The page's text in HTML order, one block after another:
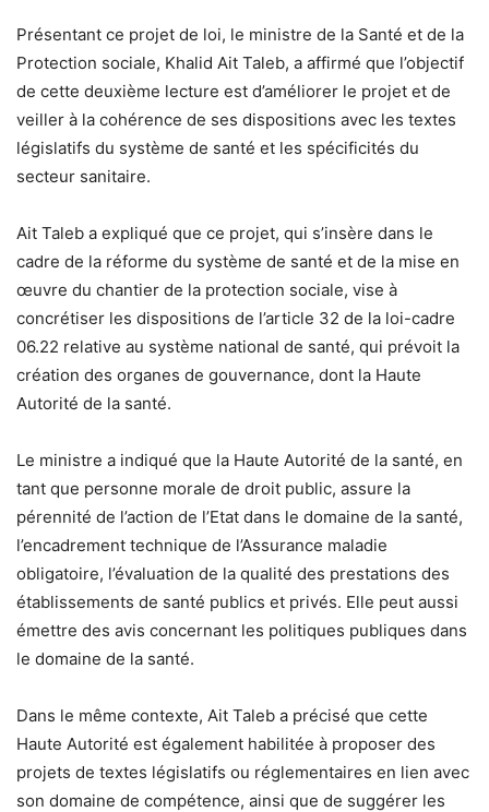
Présentant ce projet de loi, le ministre de la Santé et de la
Protection sociale, Khalid Ait Taleb, a affirmé que l’objectif
de cette deuxième lecture est d’améliorer le projet et de
veiller à la cohérence de ses dispositions avec les textes
législatifs du système de santé et les spécificités du
secteur sanitaire.
Ait Taleb a expliqué que ce projet, qui s’insère dans le
cadre de la réforme du système de santé et de la mise en
œuvre du chantier de la protection sociale, vise à
concrétiser les dispositions de l’article 32 de la loi-cadre
06.22 relative au système national de santé, qui prévoit la
création des organes de gouvernance, dont la Haute
Autorité de la santé.
Le ministre a indiqué que la Haute Autorité de la santé, en
tant que personne morale de droit public, assure la
pérennité de l’action de l’Etat dans le domaine de la santé,
l’encadrement technique de l’Assurance maladie
obligatoire, l’évaluation de la qualité des prestations des
établissements de santé publics et privés. Elle peut aussi
émettre des avis concernant les politiques publiques dans
le domaine de la santé.
Dans le même contexte, Ait Taleb a précisé que cette
Haute Autorité est également habilitée à proposer des
projets de textes législatifs ou réglementaires en lien avec
son domaine de compétence, ainsi que de suggérer les